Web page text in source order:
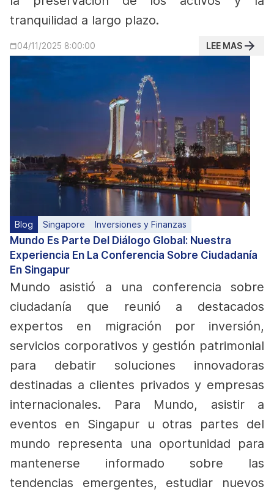
tranquilidad a largo plazo.
04/11/2025 8:00:00 LEE MAS
Blog Singapore Inversiones y Finanzas
Mundo Es Parte Del Diálogo Global: Nuestra
Experiencia En La Conferencia Sobre Ciudadanía
En Singapur
Mundo asistió a una conferencia sobre
ciudadanía que reunió a destacados
expertos en migración por inversión,
servicios corporativos y gestión patrimonial
para debatir soluciones innovadoras
destinadas a clientes privados y empresas
internacionales. Para Mundo, asistir a
eventos en Singapur u otras partes del
mundo representa una oportunidad para
mantenerse informado sobre las
tendencias emergentes, estudiar nuevos